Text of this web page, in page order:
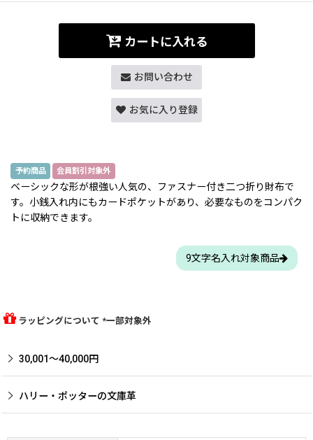
カートに入れる
お問い合わせ
お気に入り登録
予約商品 会員割引対象外
ベーシックな形が根強い人気の、ファスナー付き二つ折り財布で
す。小銭入れ内にもカードポケットがあり、必要なものをコンパク
トに収納できます。
9文字名入れ対象商品
ラッピングについて *一部対象外
30,001〜40,000円
ハリー・ポッターの文庫革